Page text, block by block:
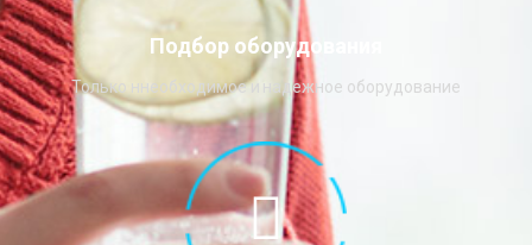
Подбор оборудования
Только ннеобходимое и надежное оборудование